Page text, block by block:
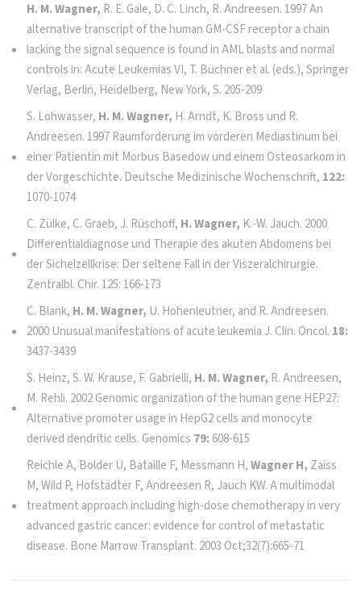
H. M. Wagner, R. E. Gale, D. C. Linch, R. Andreesen. 1997 An
alternative transcript of the human GM-CSF receptor a chain
lacking the signal sequence is found in AML blasts and normal
controls in: Acute Leukemias VI, T. Büchner et al. (eds.), Springer
Verlag, Berlin, Heidelberg, New York, S. 205-209
S. Lohwasser, H. M. Wagner, H. Arndt, K. Bross und R.
Andreesen. 1997 Raumforderung im vorderen Mediastinum bei
einer Patientin mit Morbus Basedow und einem Osteosarkom in
der Vorgeschichte. Deutsche Medizinische Wochenschrift, 122:
1070-1074
C. Zülke, C. Graeb, J. Rüschoff, H. Wagner, K.-W. Jauch. 2000
Differentialdiagnose und Therapie des akuten Abdomens bei
der Sichelzellkrise: Der seltene Fall in der Viszeralchirurgie.
Zentralbl. Chir. 125: 166-173
C. Blank, H. M. Wagner, U. Hohenleutner, and R. Andreesen.
2000 Unusual manifestations of acute leukemia J. Clin. Oncol. 18:
3437-3439
S. Heinz, S. W. Krause, F. Gabrielli, H. M. Wagner, R. Andreesen,
M. Rehli. 2002 Genomic organization of the human gene HEP27:
Alternative promoter usage in HepG2 cells and monocyte
derived dendritic cells. Genomics 79: 608-615
Reichle A, Bolder U, Bataille F, Messmann H,Wagner H, Zaiss
M, Wild P, Hofstädter F, Andreesen R, Jauch KW. A multimodal
treatment approach including high-dose chemotherapy in very
advanced gastric cancer: evidence for control of metastatic
disease. Bone Marrow Transplant. 2003 Oct;32(7):665-71